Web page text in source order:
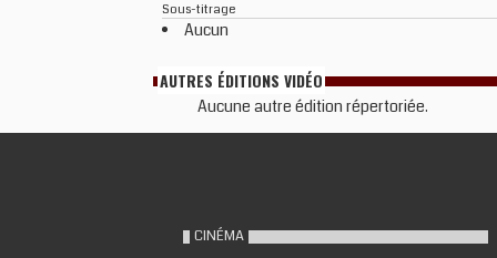
Sous-titrage
Aucun
AUTRES ÉDITIONS VIDÉO
Aucune autre édition répertoriée.
CINÉMA